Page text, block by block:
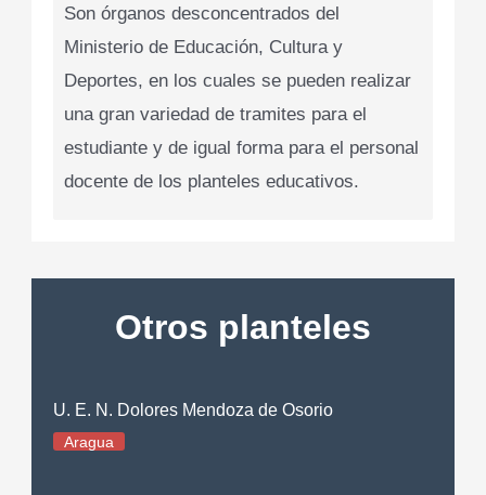
Son órganos desconcentrados del
Ministerio de Educación, Cultura y
Deportes, en los cuales se pueden realizar
una gran variedad de tramites para el
estudiante y de igual forma para el personal
docente de los planteles educativos.
Otros planteles
U. E. N. Dolores Mendoza de Osorio
Aragua